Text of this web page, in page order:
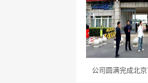
公司圆满完成北京